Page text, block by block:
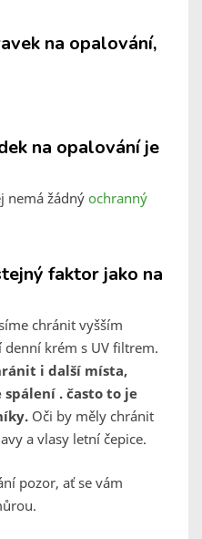
na opalování,
na opalování je
nemá žádný ochranný
faktor jako na
chránit vyšším
krém s UV filtrem.
i další místa,
. často to je
Oči by měly chránit
a vlasy letní čepice.
pozor, ať se vám